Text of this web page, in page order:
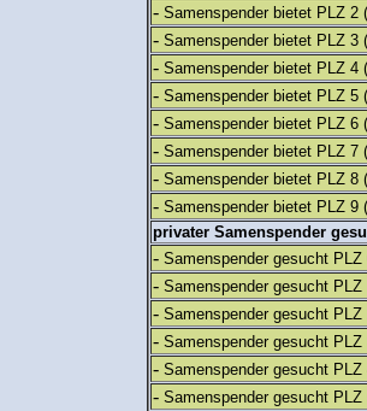
- Samenspender bietet PLZ 2
- Samenspender bietet PLZ 3
- Samenspender bietet PLZ 4
- Samenspender bietet PLZ 5
- Samenspender bietet PLZ 6
- Samenspender bietet PLZ 7
- Samenspender bietet PLZ 8
- Samenspender bietet PLZ 9
privater Samenspender
- Samenspender gesucht PLZ
- Samenspender gesucht PLZ
- Samenspender gesucht PLZ
- Samenspender gesucht PLZ
- Samenspender gesucht PLZ
- Samenspender gesucht PLZ